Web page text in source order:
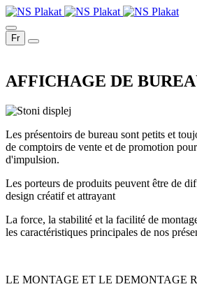
Fr
AFFICHAGE DE
Les présentoirs de bureau sont petits et
de comptoirs de vente et de promotion
d'impulsion.
Les porteurs de produits peuvent être de
design créatif et attrayant
La force, la stabilité et la facilité de
les caractéristiques principales de nos
LE MONTAGE ET LE DEMONTAGE